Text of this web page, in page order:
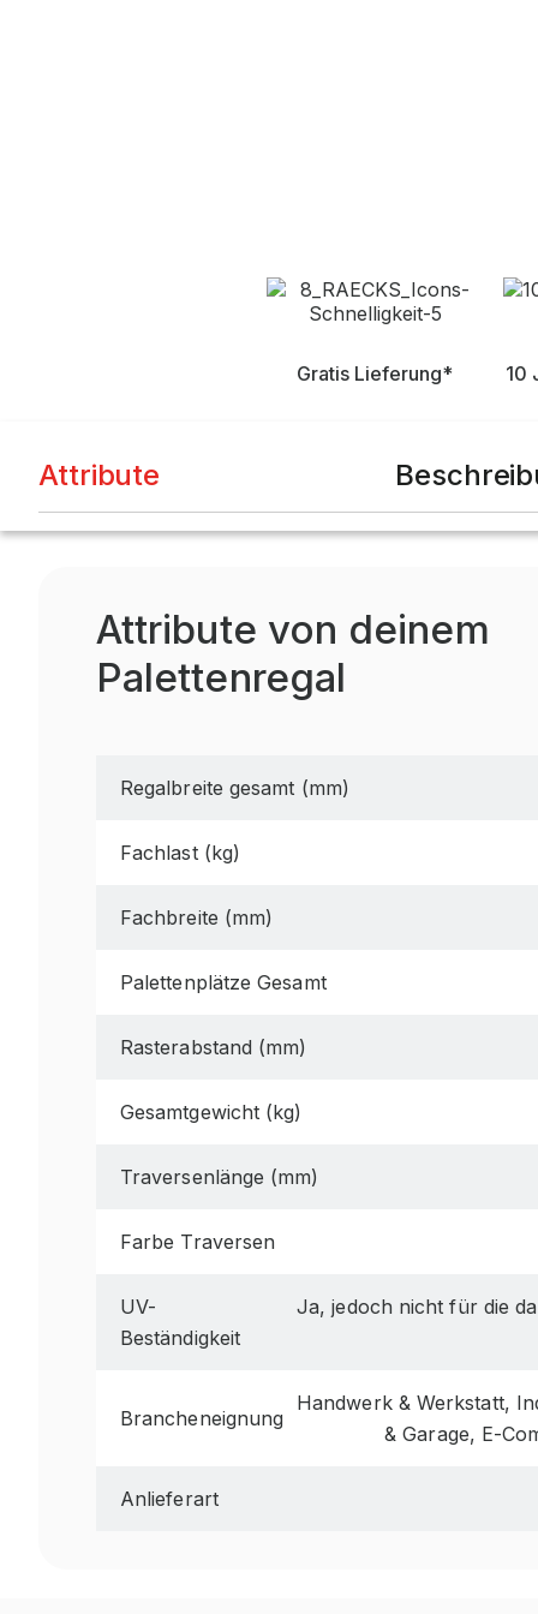
Gratis Lieferung* 10
Attribute
Attribute von deinem
Palettenregal
Regalbreite gesamt (mm)
Fachlast (kg)
Fachbreite (mm)
Palettenplätze Gesamt
Rasterabstand (mm)
Gesamtgewicht (kg)
Traversenlänge (mm)
Farbe Traversen
UV-
Beständigkeit
Ja, jedoch nicht für die
Brancheneignung
Handwerk & Werkstatt,
& Garage, E-
Anlieferart